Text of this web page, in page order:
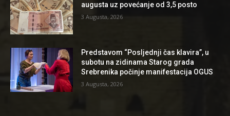
augusta uz povećanje od 3,5 posto
3 Augusta, 2026
Predstavom “Posljednji čas klavira”, u
subotu na zidinama Starog grada
Srebrenika počinje manifestacija OGUS
3 Augusta, 2026